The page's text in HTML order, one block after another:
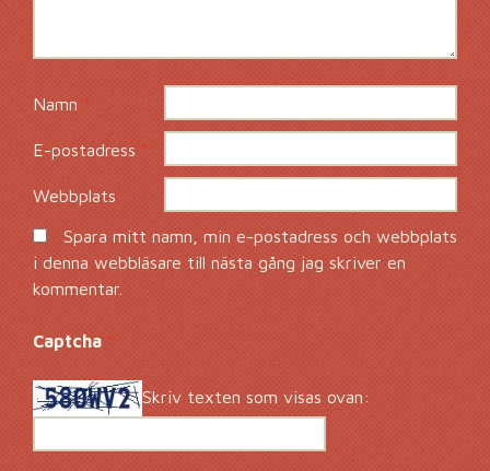
Namn *
E-postadress*
Webbplats
Spara mitt namn, min e-postadress och webbplats
i denna webbläsare till nästa gång jag skriver en
kommentar.
Captcha*
Skriv texten som visas ovan: